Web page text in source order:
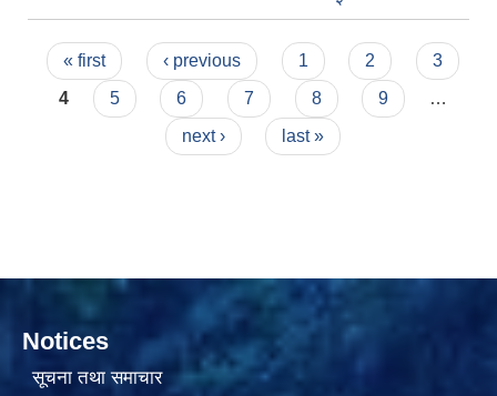
Pages
« first ‹ previous 1 2
3
4
5 6 7 8 9
…
next ›
last »
Notices
सूचना तथा समाचार